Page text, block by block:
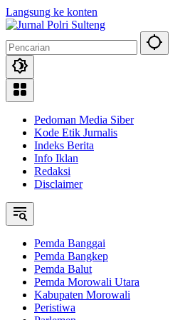
Langsung ke konten
Pedoman Media Siber
Kode Etik Jurnalis
Indeks Berita
Info Iklan
Redaksi
Disclaimer
Pemda Banggai
Pemda Bangkep
Pemda Balut
Pemda Morowali Utara
Kabupaten Morowali
Peristiwa